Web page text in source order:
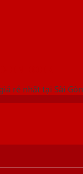
rẻ nhất tại Sài Gòn